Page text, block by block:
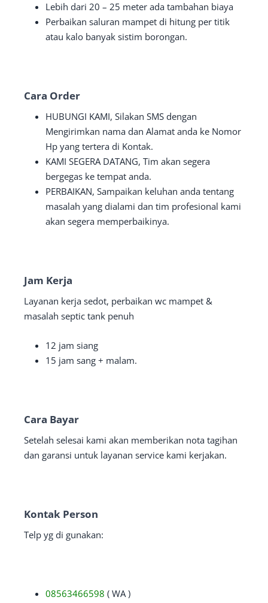
Lebih dari 20 – 25 meter ada tambahan biaya
Perbaikan saluran mampet di hitung per titik
atau kalo banyak sistim borongan.
Cara Order
HUBUNGI KAMI, Silakan SMS dengan
Mengirimkan nama dan Alamat anda ke Nomor
Hp yang tertera di Kontak.
KAMI SEGERA DATANG, Tim akan segera
bergegas ke tempat anda.
PERBAIKAN, Sampaikan keluhan anda tentang
masalah yang dialami dan tim profesional kami
akan segera memperbaikinya.
Jam Kerja
Layanan kerja sedot, perbaikan wc mampet &
masalah septic tank penuh
12 jam siang
15 jam sang + malam.
Cara Bayar
Setelah selesai kami akan memberikan nota tagihan
dan garansi untuk layanan service kami kerjakan.
Kontak Person
Telp yg di gunakan:
08563466598 ( WA )